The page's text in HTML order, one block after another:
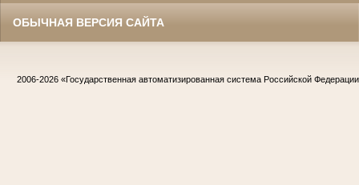
ОБЫЧНАЯ ВЕРСИЯ САЙТА
2006-2026 «Государственная автоматизированная система Российской